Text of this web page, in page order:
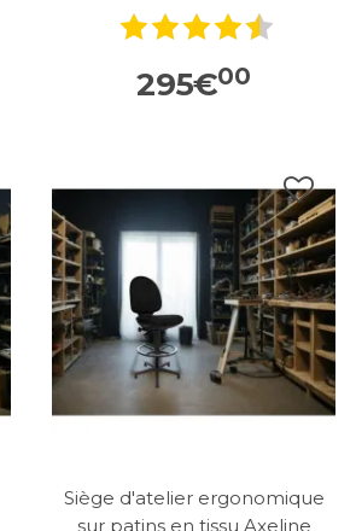
295€00
Siège d'atelier ergonomique
sur patins en tissu Axeline